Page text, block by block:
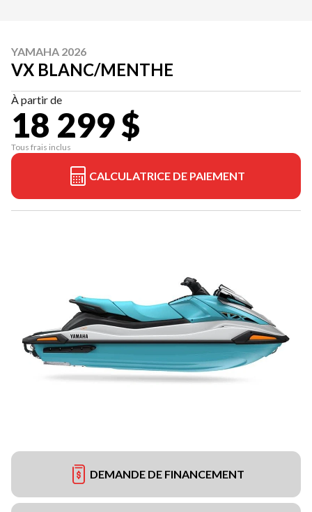
YAMAHA 2026
VX BLANC/MENTHE
À partir de
18 299 $
Tous frais inclus
CALCULATRICE DE PAIEMENT
DEMANDE DE FINANCEMENT